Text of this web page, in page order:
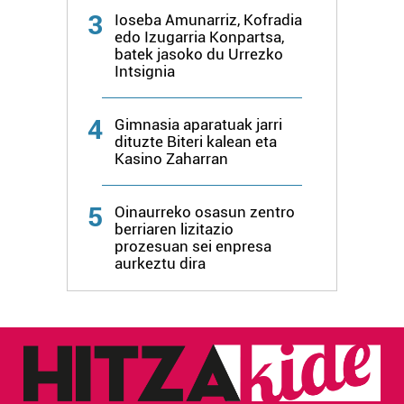
3
Ioseba Amunarriz, Kofradia
edo Izugarria Konpartsa,
batek jasoko du Urrezko
Intsignia
4
Gimnasia aparatuak jarri
dituzte Biteri kalean eta
Kasino Zaharran
5
Oinaurreko osasun zentro
berriaren lizitazio
prozesuan sei enpresa
aurkeztu dira